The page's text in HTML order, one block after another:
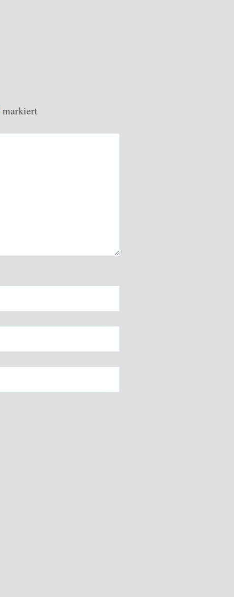
markiert